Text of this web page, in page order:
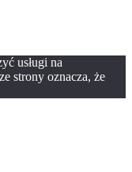
usługi na
strony oznacza, że